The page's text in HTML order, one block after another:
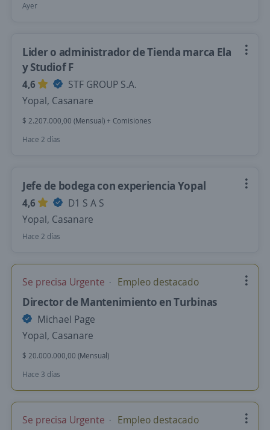
Ayer
Lider o administrador de Tienda marca Ela
y Studiof F
4,6
STF GROUP S.A.
Yopal, Casanare
$ 2.207.000,00 (Mensual) + Comisiones
Hace 2 días
Jefe de bodega con experiencia Yopal
4,6
D1 S A S
Yopal, Casanare
Hace 2 días
Se precisa Urgente Empleo destacado
Director de Mantenimiento en Turbinas
Michael Page
Yopal, Casanare
$ 20.000.000,00 (Mensual)
Hace 3 días
Se precisa Urgente Empleo destacado